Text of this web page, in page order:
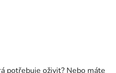
potřebuje oživit? Nebo máte